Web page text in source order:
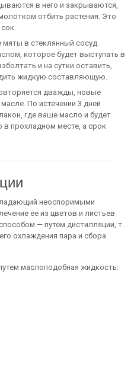
в него и закрываются,
отбить растения. Это
в стеклянный сосуд.
которое будет выступать в
и на сутки оставить,
жидкую составляющую.
дважды, новые
По истечении 3 дней
где ваше масло и будет
в прохладном месте, а срок
неоспоримыми
ее из цветов и листьев
— путем дистилляции, т.
охлаждения пара и сбора
маслоподобная жидкость: